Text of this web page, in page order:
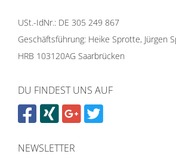
USt.-IdNr.: DE 305 249 867
Geschäftsführung: Heike Sprotte, Jürgen
HRB 103120AG Saarbrücken
DU FINDEST UNS AUF
NEWSLETTER